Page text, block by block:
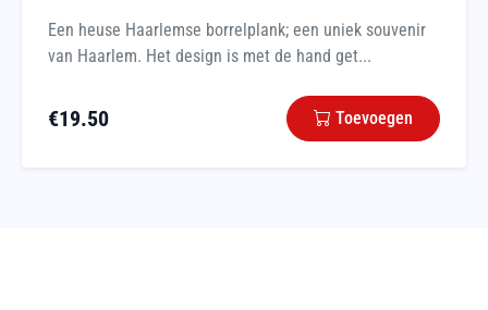
Een heuse Haarlemse borrelplank; een uniek souvenir
van Haarlem. Het design is met de hand get...
€19.50 Toevoegen